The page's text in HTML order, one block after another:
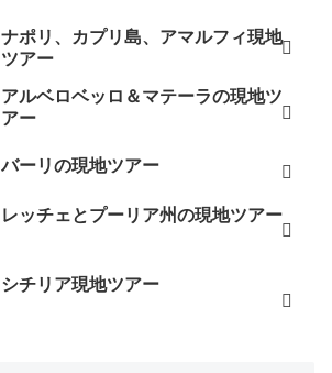
ナポリ、カプリ島、アマルフィ現地
ツアー
アルベロベッロ＆マテーラの現地ツ
アー
バーリの現地ツアー
レッチェとプーリア州の現地ツアー
シチリア現地ツアー